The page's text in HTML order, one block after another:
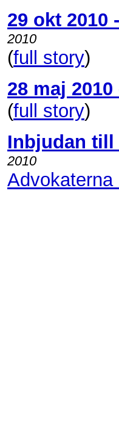
29 okt
2010
(full story)
28 maj
(full story)
Inbjudan till
2010